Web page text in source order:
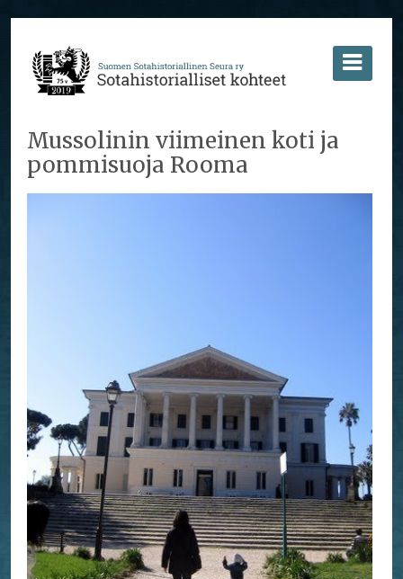
Mussolinin viimeinen koti ja
pommisuoja Rooma